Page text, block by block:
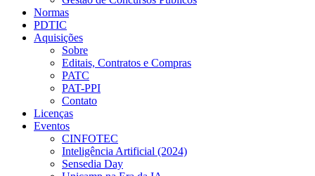
Normas
PDTIC
Aquisições
Sobre
Editais, Contratos e Compras
PATC
PAT-PPI
Contato
Licenças
Eventos
CINFOTEC
Inteligência Artificial (2024)
Sensedia Day